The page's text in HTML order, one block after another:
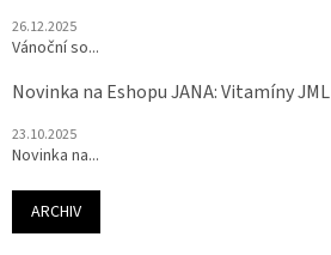
26.12.2025
Vánoční so...
Novinka na Eshopu JANA: Vitamíny JML
23.10.2025
Novinka na...
ARCHIV